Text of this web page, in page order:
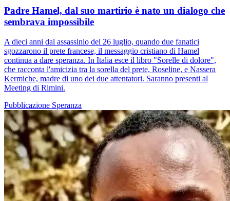
Padre Hamel, dal suo martirio è nato un dialogo che
sembrava impossibile
A dieci anni dal assassinio del 26 luglio, quando due fanatici
sgozzarono il prete francese, il messaggio cristiano di Hamel
continua a dare speranza. In Italia esce il libro "Sorelle di dolore",
che racconta l'amicizia tra la sorella del prete, Roseline, e Nassera
Kermiche, madre di uno dei due attentatori. Saranno presenti al
Meeting di Rimini.
Pubblicazione Speranza